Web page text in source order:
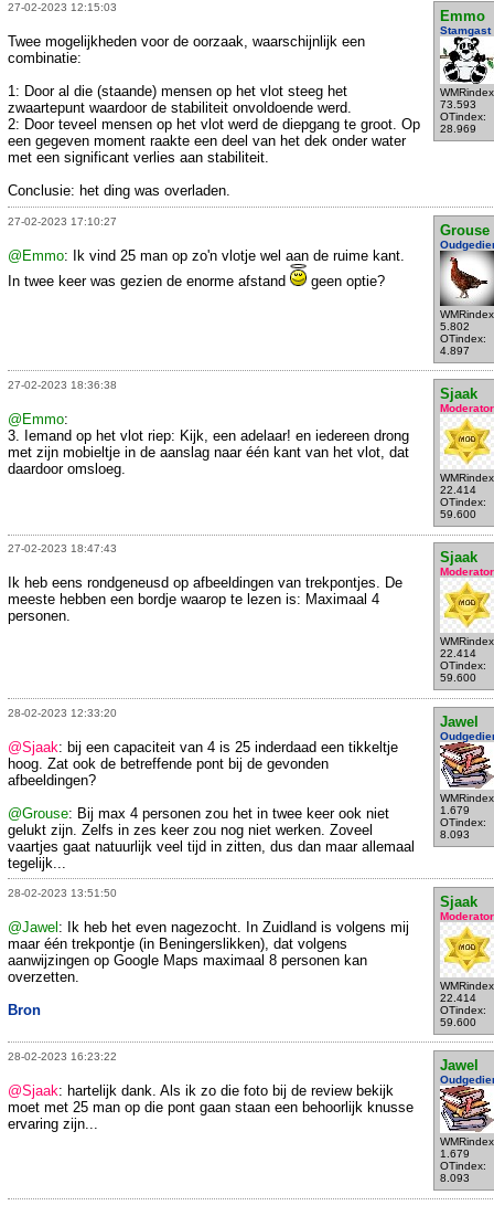
27-02-2023 12:15:03
Emmo
Stamgast
73.593
OTindex:
28.969
Twee mogelijkheden voor de oorzaak, waarschijnlijk een
combinatie:
1: Door al die (staande) mensen op het vlot steeg het
zwaartepunt waardoor de stabiliteit onvoldoende werd.
2: Door teveel mensen op het vlot werd de diepgang te groot. Op
een gegeven moment raakte een deel van het dek onder water
met een significant verlies aan stabiliteit.
Conclusie: het ding was overladen.
27-02-2023 17:10:27
Grouse
5.802
OTindex:
4.897
@Emmo: Ik vind 25 man op zo'n vlotje wel aan de ruime kant.
In twee keer was gezien de enorme afstand
geen optie?
27-02-2023 18:36:38
Sjaak
Moderator
22.414
OTindex:
59.600
@Emmo:
3. Iemand op het vlot riep: Kijk, een adelaar! en iedereen drong
met zijn mobieltje in de aanslag naar één kant van het vlot, dat
daardoor omsloeg.
27-02-2023 18:47:43
Sjaak
Moderator
22.414
OTindex:
59.600
Ik heb eens rondgeneusd op afbeeldingen van trekpontjes. De
meeste hebben een bordje waarop te lezen is: Maximaal 4
personen.
28-02-2023 12:33:20
Jawel
1.679
OTindex:
8.093
@Sjaak: bij een capaciteit van 4 is 25 inderdaad een tikkeltje
hoog. Zat ook de betreffende pont bij de gevonden
afbeeldingen?
@Grouse: Bij max 4 personen zou het in twee keer ook niet
gelukt zijn. Zelfs in zes keer zou nog niet werken. Zoveel
vaartjes gaat natuurlijk veel tijd in zitten, dus dan maar allemaal
tegelijk...
28-02-2023 13:51:50
Sjaak
Moderator
22.414
OTindex:
59.600
@Jawel : Ik heb het even nagezocht. In Zuidland is volgens mij
maar één trekpontje (in Beningerslikken), dat volgens
aanwijzingen op Google Maps maximaal 8 personen kan
overzetten.
Bron
28-02-2023 16:23:22
Jawel
1.679
OTindex:
8.093
@Sjaak: hartelijk dank. Als ik zo die foto bij de review bekijk
moet met 25 man op die pont gaan staan een behoorlijk knusse
ervaring zijn...